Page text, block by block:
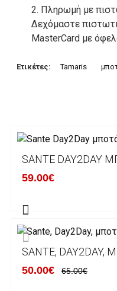
2. Πληρωμή με
Δεχόμαστε
MasterCard με
μας κατάστημα
Λογαριασμό.
κάποιον απο τους
λογαριασμούς:
ΕΞΟΔΑ
ΕΛΛΑΔΑ
Ετικέτες: Tamaris
SANTE DAY2DAY
59.00€
SANTE, DAY2DAY,
50.00€ 65.00€